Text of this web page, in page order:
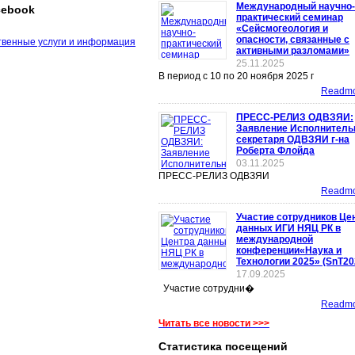
Международный научно-
практический семинар
«Сейсмогеология и
опасности, связанные с
активными разломами»
25.11.2025
В период с 10 по 20 ноября 2025 г
ПРЕСС-РЕЛИЗ ОДВЗЯИ:
Заявление
секретаря ОДВЗЯИ г-на
Роберта Флойда
03.11.2025
ПРЕСС-РЕЛИЗ ОДВЗЯИ
Участие сотрудников
данных ИГИ НЯЦ РК в
международной
конференции«Наука и
Технологии 2025»
17.09.2025
Участие сотрудни�
Читать все новости >>>
Статистика посещений